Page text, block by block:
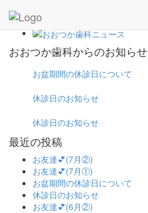
おおつか歯科からのお知らせ
お盆期間の休診日について
休診日のお知らせ
休診日のお知らせ
最近の投稿
お友達💕(7月②)
お友達💕(7月①)
お盆期間の休診日について
休診日のお知らせ
お友達💕(6月②)